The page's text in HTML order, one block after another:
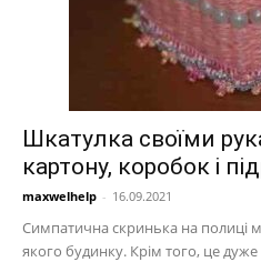
Шкатулка своїми
картону, коробок і
maxwelhelp - 16.09.2021
Симпатична скринька на полиці
якого будинку. Крім того, це дуже